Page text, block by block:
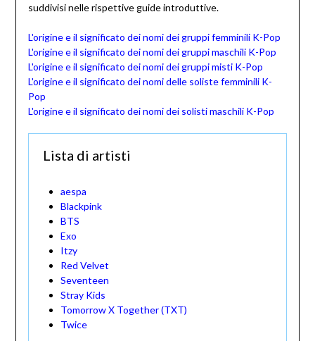
suddivisi nelle rispettive guide introduttive.
L'origine e il significato dei nomi dei gruppi femminili K-Pop
L'origine e il significato dei nomi dei gruppi maschili K-Pop
L'origine e il significato dei nomi dei gruppi misti K-Pop
L'origine e il significato dei nomi delle soliste femminili K-
Pop
L'origine e il significato dei nomi dei solisti maschili K-Pop
Lista di artisti
aespa
Blackpink
BTS
Exo
Itzy
Red Velvet
Seventeen
Stray Kids
Tomorrow X Together (TXT)
Twice